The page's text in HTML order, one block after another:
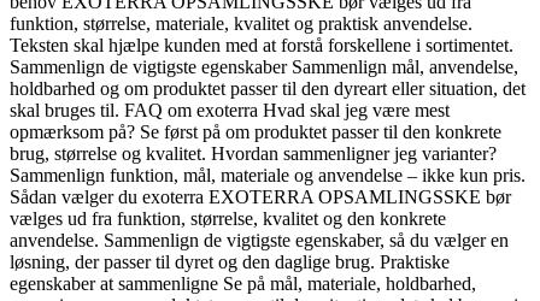
funktion, størrelse, materiale, kvalitet og praktisk anvendelse.
Teksten skal hjælpe kunden med at forstå forskellene i sortimentet.
Sammenlign de vigtigste egenskaber Sammenlign mål, anvendelse,
holdbarhed og om produktet passer til den dyreart eller situation, det
skal bruges til. FAQ om exoterra Hvad skal jeg være mest
opmærksom på? Se først på om produktet passer til den konkrete
brug, størrelse og kvalitet. Hvordan sammenligner jeg varianter?
Sammenlign funktion, mål, materiale og anvendelse – ikke kun pris.
Sådan vælger du exoterra EXOTERRA OPSAMLINGSSKE bør
vælges ud fra funktion, størrelse, kvalitet og den konkrete
anvendelse. Sammenlign de vigtigste egenskaber, så du vælger en
løsning, der passer til dyret og den daglige brug. Praktiske
egenskaber at sammenligne Se på mål, materiale, holdbarhed,